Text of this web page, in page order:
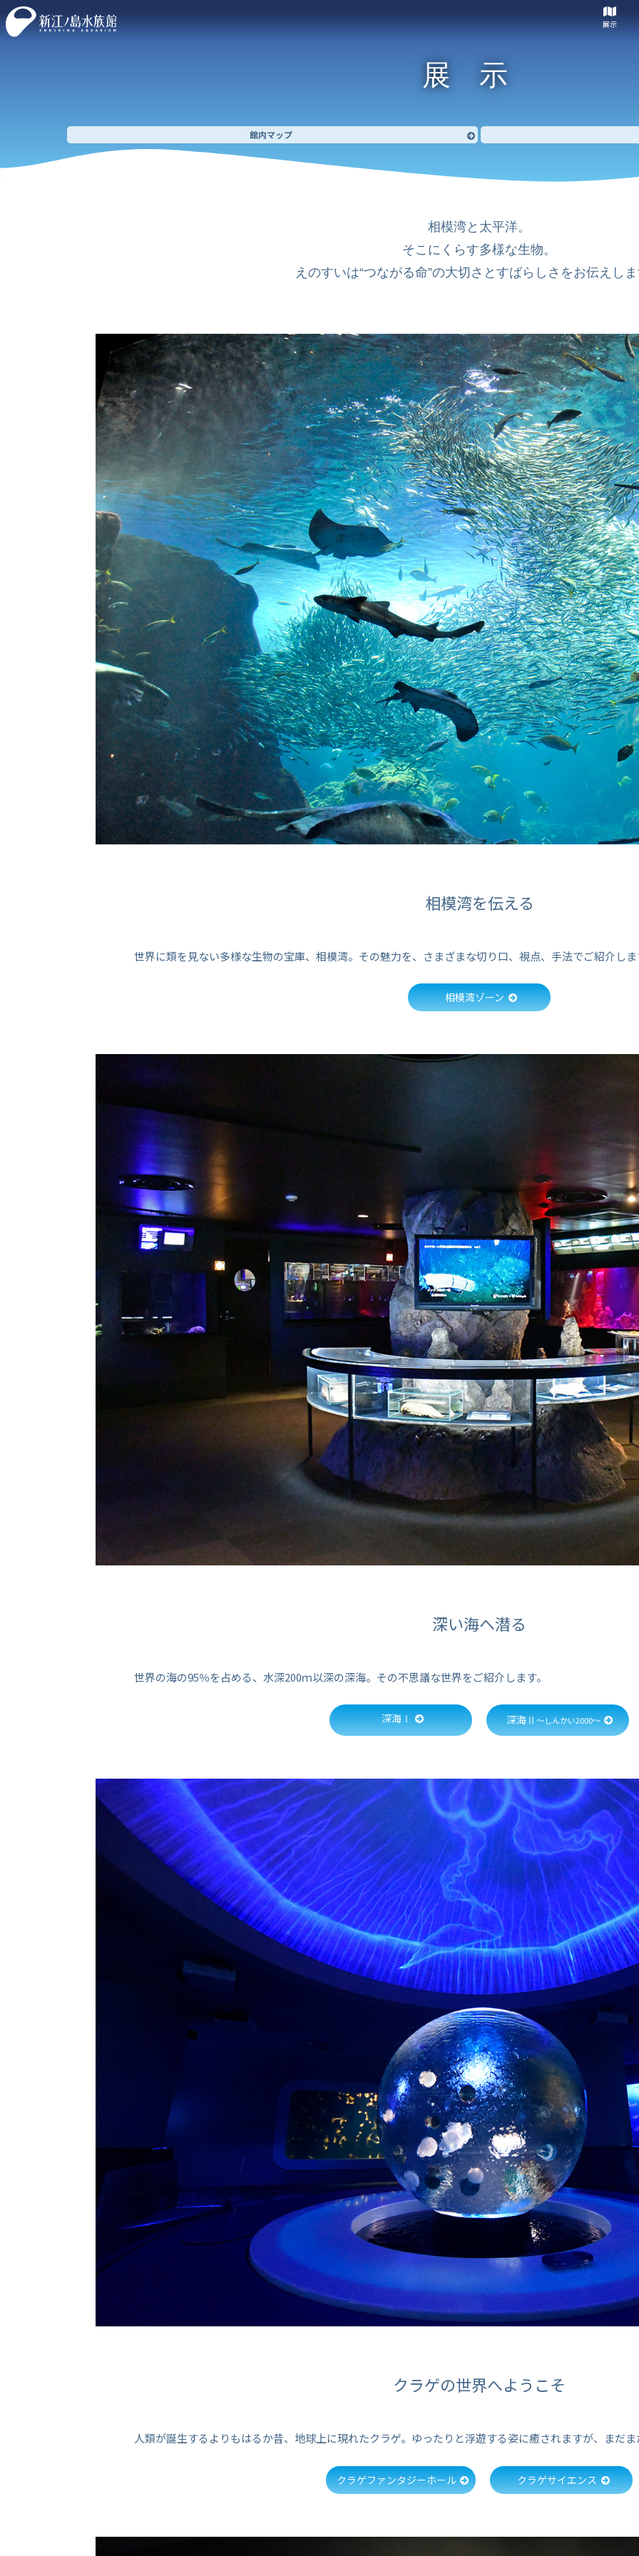
展示
展示
館内マップ
相模湾と太平洋。
そこにくらす多様な生物。
えのすいは“つながる命”の大切さとすばらしさをお伝えし
相模湾を伝える
世界に類を見ない多様な生物の宝庫、相模湾。その魅力を、さまざまな切り口、視点、手法でご紹介し
相模湾ゾーン
深い海へ潜る
世界の海の95％を占める、水深200ｍ以深の深海。その不思議な世界をご紹介します。
深海Ⅰ 深海Ⅱ～しんかい2000～
クラゲの世界へようこそ
人類が誕生するよりもはるか昔、地球上に現れたクラゲ。ゆったりと浮遊する姿に癒されますが、まだ
クラゲファンタジーホール クラゲサイエンス